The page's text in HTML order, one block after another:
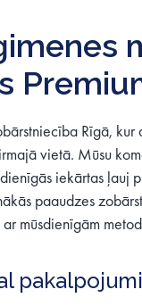
Rīgā, kur
vietā. Mūsu
iekārtas ļauj
paaudzes
mūsdienīgām
pakalpojumi